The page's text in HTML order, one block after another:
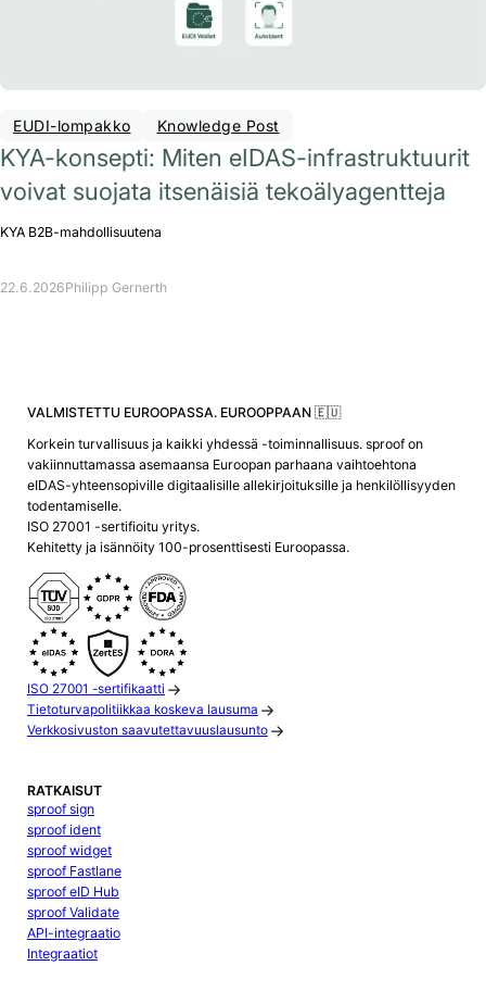
EUDI-lompakko Knowledge Post
KYA-konsepti: Miten eIDAS-infrastruktuurit
voivat suojata itsenäisiä tekoälyagentteja
KYA B2B-mahdollisuutena
22.6.2026Philipp Gernerth
VALMISTETTU EUROOPASSA. EUROOPPAAN 🇪🇺
Korkein turvallisuus ja kaikki yhdessä -toiminnallisuus. sproof on
vakiinnuttamassa asemaansa Euroopan parhaana vaihtoehtona
eIDAS-yhteensopiville digitaalisille allekirjoituksille ja henkilöllisyyden
todentamiselle.
ISO 27001 -sertifioitu yritys.
Kehitetty ja isännöity 100-prosenttisesti Euroopassa.
ISO 27001 -sertifikaatti
Tietoturvapolitiikkaa koskeva lausuma
Verkkosivuston saavutettavuuslausunto
RATKAISUT
sproof sign
sproof ident
sproof widget
sproof Fastlane
sproof eID Hub
sproof Validate
API-integraatio
Integraatiot